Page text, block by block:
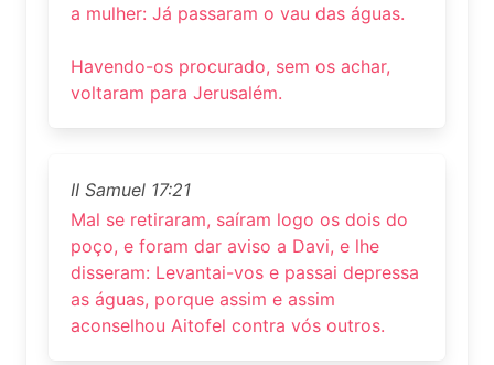
a mulher: Já passaram o vau das águas.
Havendo-os procurado, sem os achar,
voltaram para Jerusalém.
II Samuel 17:21
Mal se retiraram, saíram logo os dois do
poço, e foram dar aviso a Davi, e lhe
disseram: Levantai-vos e passai depressa
as águas, porque assim e assim
aconselhou Aitofel contra vós outros.